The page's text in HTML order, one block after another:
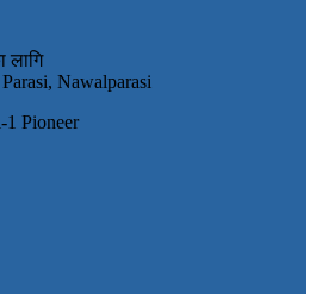
लागि
Nawalparasi
Pioneer